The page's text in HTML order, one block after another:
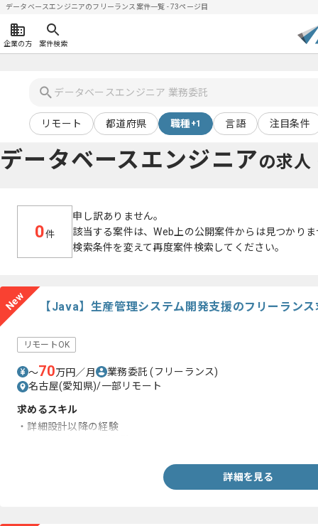
データベースエンジニアのフリーランス案件一覧 - 73ページ目
企業の方 案件検索
リモート 都道府県 職種 +1 言語 注目条件
データベースエンジニアの求人
0件
申し訳ありません。
該当する案件は、Web上の公開案件からは見つかり
検索条件を変えて再度案件検索してください。
New 【Java】生産管理システム開発支援のフリーラン
リモートOK
〜70万円／月 業務委託(フリーランス)
名古屋(愛知県)/一部リモート
求めるスキル
・詳細設計以降の経験
詳細を見る